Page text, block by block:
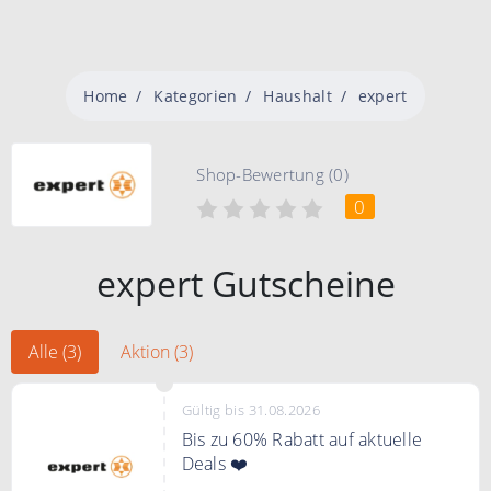
Home Kategorien Haushalt expert
Shop-Bewertung (0)
0
expert Gutscheine
Alle (3) Aktion (3)
Gültig bis 31.08.2026
Bis zu 60% Rabatt auf aktuelle
Deals ❤️